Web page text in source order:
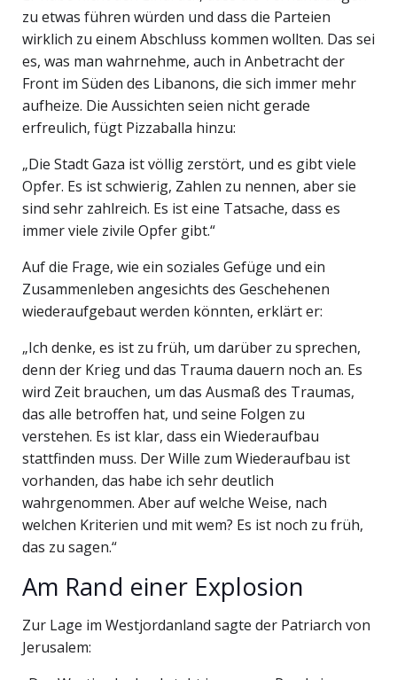
zu etwas führen würden und dass die Parteien
wirklich zu einem Abschluss kommen wollten. Das sei
es, was man wahrnehme, auch in Anbetracht der
Front im Süden des Libanons, die sich immer mehr
aufheize. Die Aussichten seien nicht gerade
erfreulich, fügt Pizzaballa hinzu:
„Die Stadt Gaza ist völlig zerstört, und es gibt viele
Opfer. Es ist schwierig, Zahlen zu nennen, aber sie
sind sehr zahlreich. Es ist eine Tatsache, dass es
immer viele zivile Opfer gibt.“
Auf die Frage, wie ein soziales Gefüge und ein
Zusammenleben angesichts des Geschehenen
wiederaufgebaut werden könnten, erklärt er:
„Ich denke, es ist zu früh, um darüber zu sprechen,
denn der Krieg und das Trauma dauern noch an. Es
wird Zeit brauchen, um das Ausmaß des Traumas,
das alle betroffen hat, und seine Folgen zu
verstehen. Es ist klar, dass ein Wiederaufbau
stattfinden muss. Der Wille zum Wiederaufbau ist
vorhanden, das habe ich sehr deutlich
wahrgenommen. Aber auf welche Weise, nach
welchen Kriterien und mit wem? Es ist noch zu früh,
das zu sagen.“
Am Rand einer Explosion
Zur Lage im Westjordanland sagte der Patriarch von
Jerusalem: